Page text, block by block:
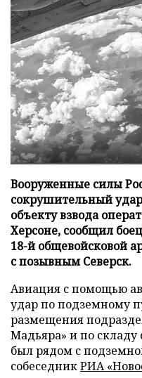
Вооруженные силы
сокрушительный
объекту взвода
Херсоне, сообщил
18-й общевойсковой
с позывным Северск.
Авиация с помощью
удар по подземному
размещения
Мадьяра» и по
был рядом с
собеседникРИА